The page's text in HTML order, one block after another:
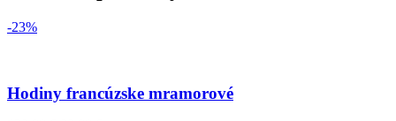
-23%
Hodiny francúzske mramorové